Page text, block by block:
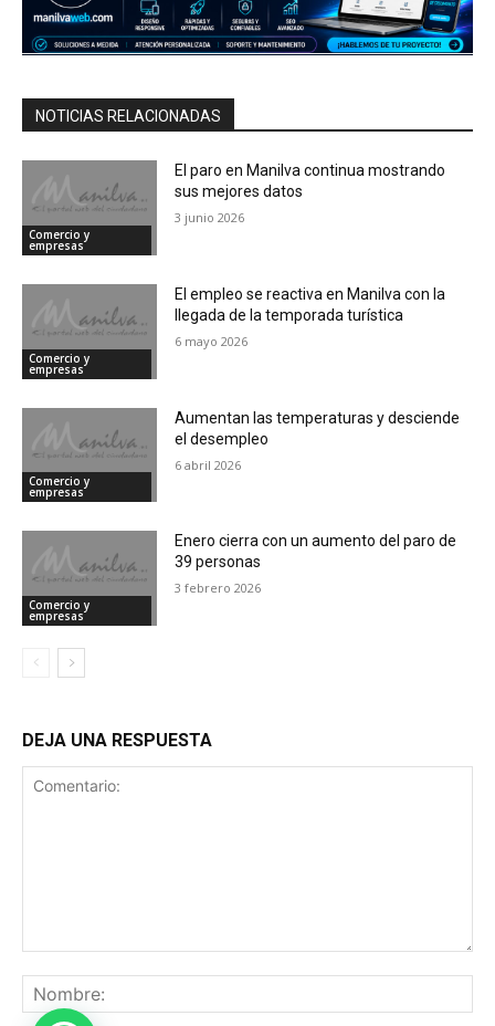
NOTICIAS RELACIONADAS
Comercio y
empresas
El paro en Manilva continua mostrando
sus mejores datos
3 junio 2026
Comercio y
empresas
El empleo se reactiva en Manilva con la
llegada de la temporada turística
6 mayo 2026
Comercio y
empresas
Aumentan las temperaturas y desciende
el desempleo
6 abril 2026
Comercio y
empresas
Enero cierra con un aumento del paro de
39 personas
3 febrero 2026
DEJA UNA RESPUESTA